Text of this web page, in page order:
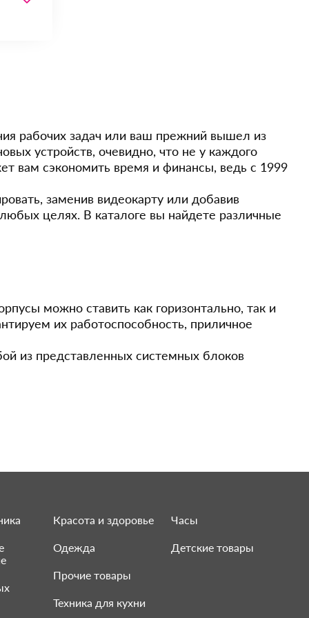
рабочих задач или ваш прежний вышел из
устройств, очевидно, что не у каждого
вам сэкономить время и финансы, ведь с 1999
заменив видеокарту или добавив
целях. В каталоге вы найдете различные
можно ставить как горизонтально, так и
их работоспособность, приличное
из представленных системных блоков
Красота и здоровье
Одежда
Прочие товары
Техника для кухни
Часы
Детские товары